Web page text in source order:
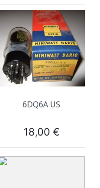
6DQ6A US
Prix
18,00 €